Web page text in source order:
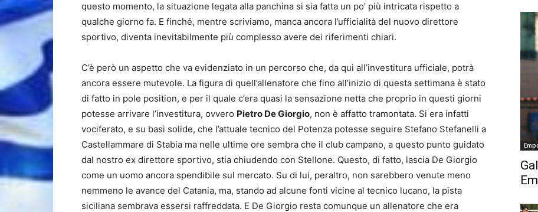
questo momento, la situazione legata alla panchina si sia fatta un po’ più intricata rispetto a
qualche giorno fa. E finché, mentre scriviamo, manca ancora l’ufficialità del nuovo direttore
sportivo, diventa inevitabilmente più complesso avere dei riferimenti chiari.
C’è però un aspetto che va evidenziato in un percorso che, da qui all’investitura ufficiale, potrà
ancora essere mutevole. La figura di quell’allenatore che fino all’inizio di questa settimana è stato
di fatto in pole position, e per il quale c’era quasi la sensazione netta che proprio in questi giorni
potesse arrivare l’investitura, ovvero Pietro De Giorgio, non è affatto tramontata. Si era infatti
vociferato, e su basi solide, che l’attuale tecnico del Potenza potesse seguire Stefano Stefanelli a
Castellammare di Stabia ma nelle ultime ore sembra che il club campano, a questo punto guidato
dal nostro ex direttore sportivo, stia chiudendo con Stellone. Questo, di fatto, lascia De Giorgio
come un uomo ancora spendibile sul mercato. Su di lui, peraltro, non sarebbero venute meno
nemmeno le avance del Catania, ma, stando ad alcune fonti vicine al tecnico lucano, la pista
siciliana sembrava essersi raffreddata. E De Giorgio resta comunque un allenatore che era